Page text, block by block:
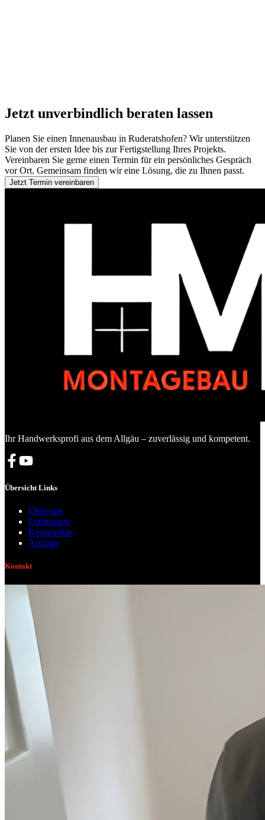
Jetzt unverbindlich beraten lassen
Planen Sie einen Innenausbau in Ruderatshofen? Wir unterstützen
Sie von der ersten Idee bis zur Fertigstellung Ihres Projekts.
Vereinbaren Sie gerne einen Termin für ein persönliches Gespräch
vor Ort. Gemeinsam finden wir eine Lösung, die zu Ihnen passt.
Jetzt Termin vereinbaren
Ihr Handwerksprofi aus dem Allgäu – zuverlässig und kompetent.
Übersicht Links
Über uns
Leistungen
Kernpunkte
Anfrage
Kontakt